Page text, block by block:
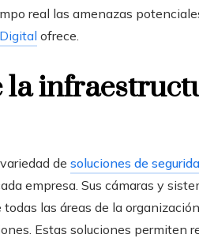
real las amenazas
ofrece.
la
de soluciones de
empresa. Sus cámaras y
las áreas de la
Estas soluciones permiten